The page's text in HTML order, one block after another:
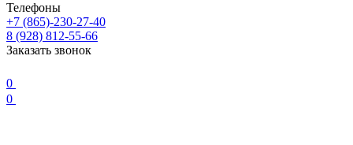
Телефоны
+7 (865)-230-27-40
8 (928) 812-55-66
Заказать звонок
0
0